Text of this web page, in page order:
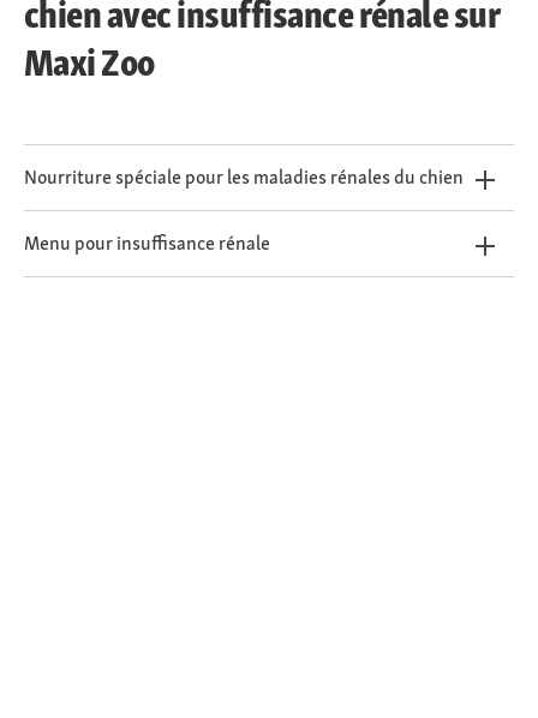
chien avec insuffisance rénale sur
Maxi Zoo
Nourriture spéciale pour les maladies rénales du chien
Menu pour insuffisance rénale